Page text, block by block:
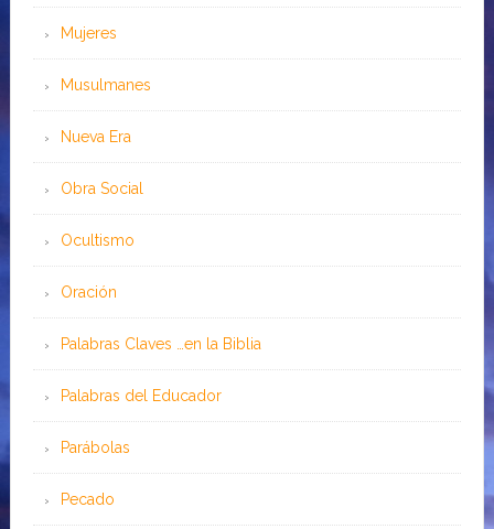
Mujeres
Musulmanes
Nueva Era
Obra Social
Ocultismo
Oración
Palabras Claves …en la Biblia
Palabras del Educador
Parábolas
Pecado